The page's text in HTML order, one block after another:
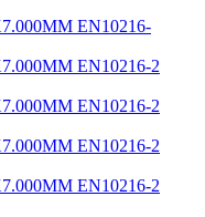
EN10216-
EN10216-2
EN10216-2
EN10216-2
EN10216-2